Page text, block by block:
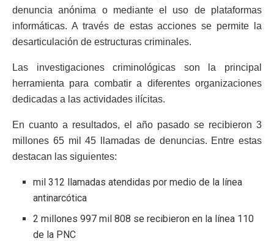
denuncia anónima o mediante el uso de plataformas
informáticas. A través de estas acciones se permite la
desarticulación de estructuras criminales.
Las investigaciones criminológicas son la principal
herramienta para combatir a diferentes organizaciones
dedicadas a las actividades ilícitas.
En cuanto a resultados, el año pasado se recibieron 3
millones 65 mil 45 llamadas de denuncias. Entre estas
destacan las siguientes:
mil 312 llamadas atendidas por medio de la línea
antinarcótica
2 millones 997 mil 808 se recibieron en la línea 110
de la PNC